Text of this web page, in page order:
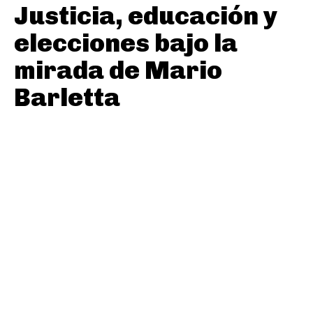
Justicia, educación y
elecciones bajo la
mirada de Mario
Barletta